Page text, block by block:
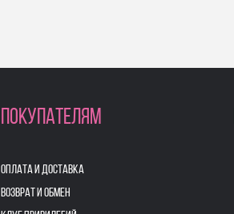
ПОКУПАТЕЛЯМ
ОПЛАТА И ДОСТАВКА
ВОЗВРАТ И ОБМЕН